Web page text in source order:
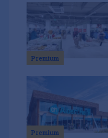
Premium
Premium